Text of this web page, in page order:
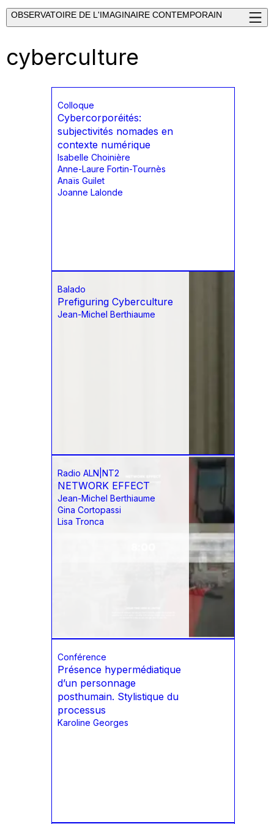
OBSERVATOIRE DE L'IMAGINAIRE CONTEMPORAIN
cyberculture
Colloque
Cybercorporéités:
subjectivités nomades en
contexte numérique
Isabelle Choinière
Anne-Laure Fortin-Tournès
Anaïs Guilet
Joanne Lalonde
Balado
Prefiguring Cyberculture
Jean-Michel Berthiaume
Radio ALN|NT2
NETWORK EFFECT
Jean-Michel Berthiaume
Gina Cortopassi
Lisa Tronca
Conférence
Présence hypermédiatique
d’un personnage
posthumain. Stylistique du
processus
Karoline Georges